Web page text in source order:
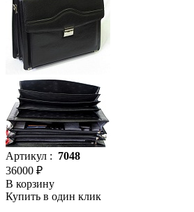
Артикул : 7048
36000 ₽
В корзину
Купить в один клик